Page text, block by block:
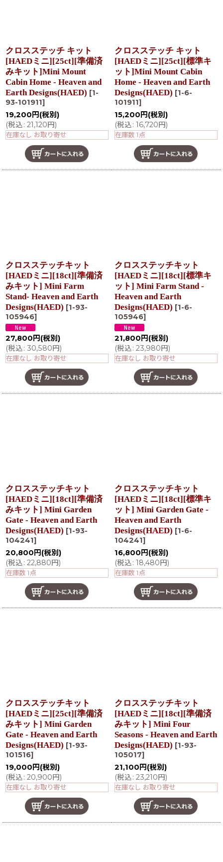
クロスステッチ キット
[HAEDミニ][25ct][準備済
みキット]Mini Mount
Cabin Home - Heaven and
Earth Designs(HAED) [1-
93-101911]
19,200 円 (税別)
(税込: 21,120円)
在庫なし お取り寄せ
クロスステッチ キット
[HAEDミニ][25ct][標準キ
ット]Mini Mount Cabin
Home - Heaven and Earth
Designs(HAED) [1-6-
101911]
15,200 円 (税別)
(税込: 16,720円)
在庫数 1点
クロスステッチキット
[HAEDミニ][18ct][準備済
みキット] Mini Farm
Stand- Heaven and Earth
Designs(HAED) [1-93-
105946]
27,800 円 (税別)
(税込: 30,580円)
在庫なし お取り寄せ
クロスステッチキット
[HAEDミニ][18ct][標準キ
ット] Mini Farm Stand -
Heaven and Earth
Designs(HAED) [1-6-
105946]
21,800 円 (税別)
(税込: 23,980円)
在庫なし お取り寄せ
クロスステッチキット
[HAEDミニ][18ct][準備済
みキット] Mini Garden
Gate - Heaven and Earth
Designs(HAED) [1-93-
104241]
20,800 円 (税別)
(税込: 22,880円)
在庫数 1点
クロスステッチキット
[HAEDミニ][18ct][標準キ
ット] Mini Garden Gate -
Heaven and Earth
Designs(HAED) [1-6-
104241]
16,800 円 (税別)
(税込: 18,480円)
在庫数 1点
クロスステッチキット
[HAEDミニ][25ct][準備済
みキット] Mini Garden
Gate - Heaven and Earth
Designs(HAED) [1-93-
101516]
19,000 円 (税別)
(税込: 20,900円)
在庫なし お取り寄せ
クロスステッチキット
[HAEDミニ][18ct][準備済
みキット] Mini Four
Seasons - Heaven and Earth
Designs(HAED) [1-93-
105017]
21,100 円 (税別)
(税込: 23,210円)
在庫なし お取り寄せ